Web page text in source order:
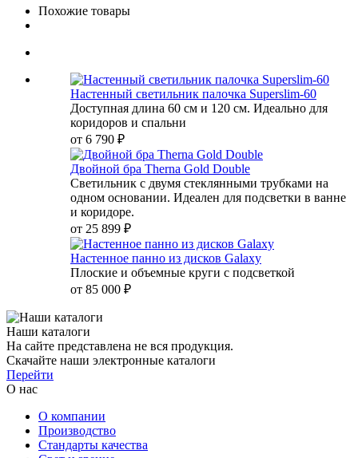
Похожие товары
Настенный светильник палочка Superslim-60
Доступная длина 60 см и 120 см. Идеально для
коридоров и спальни
от 6 790 ₽
Двойной бра Therna Gold Double
Светильник с двумя стеклянными трубками на
одном основании. Идеален для подсветки в ванне
и коридоре.
от 25 899 ₽
Настенное панно из дисков Galaxy
Плоские и объемные круги с подсветкой
от 85 000 ₽
Наши каталоги
На сайте представлена не вся продукция.
Скачайте наши электронные каталоги
Перейти
О нас
О компании
Производство
Стандарты качества